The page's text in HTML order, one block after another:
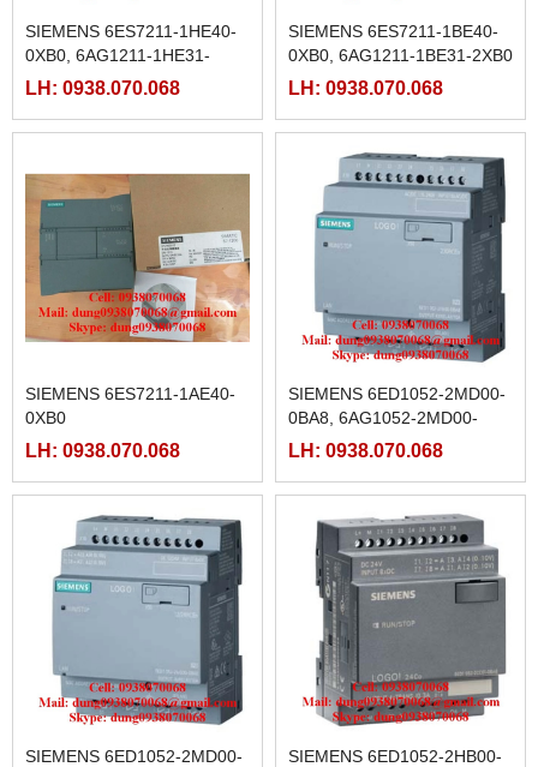
SIEMENS 6ES7211-1HE40-
0XB0, 6AG1211-1HE31-
2XB0
LH: 0938.070.068
SIEMENS 6ES7211-1BE40-
0XB0, 6AG1211-1BE31-2XB0
LH: 0938.070.068
SIEMENS 6ES7211-1AE40-
0XB0
LH: 0938.070.068
SIEMENS 6ED1052-2MD00-
0BA8, 6AG1052-2MD00-
7BA8
LH: 0938.070.068
SIEMENS 6ED1052-2MD00-
SIEMENS 6ED1052-2HB00-